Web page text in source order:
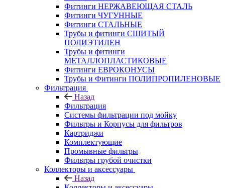
Фитинги НЕРЖАВЕЮЩАЯ СТАЛЬ
Фитинги ЧУГУННЫЕ
Фитинги СТАЛЬНЫЕ
Трубы и фитинги СШИТЫЙ
ПОЛИЭТИЛЕН
Трубы и фитинги
МЕТАЛЛОПЛАСТИКОВЫЕ
Фитинги ЕВРОКОНУСЫ
Трубы и Фитинги ПОЛИПРОПИЛЕНОВЫЕ
Фильтрация
Назад
Фильтрация
Системы фильтрации под мойку
Фильтры и Корпусы для фильтров
Картриджи
Комплектующие
Промывные фильтры
Фильтры грубой очистки
Коллекторы и аксессуары
Назад